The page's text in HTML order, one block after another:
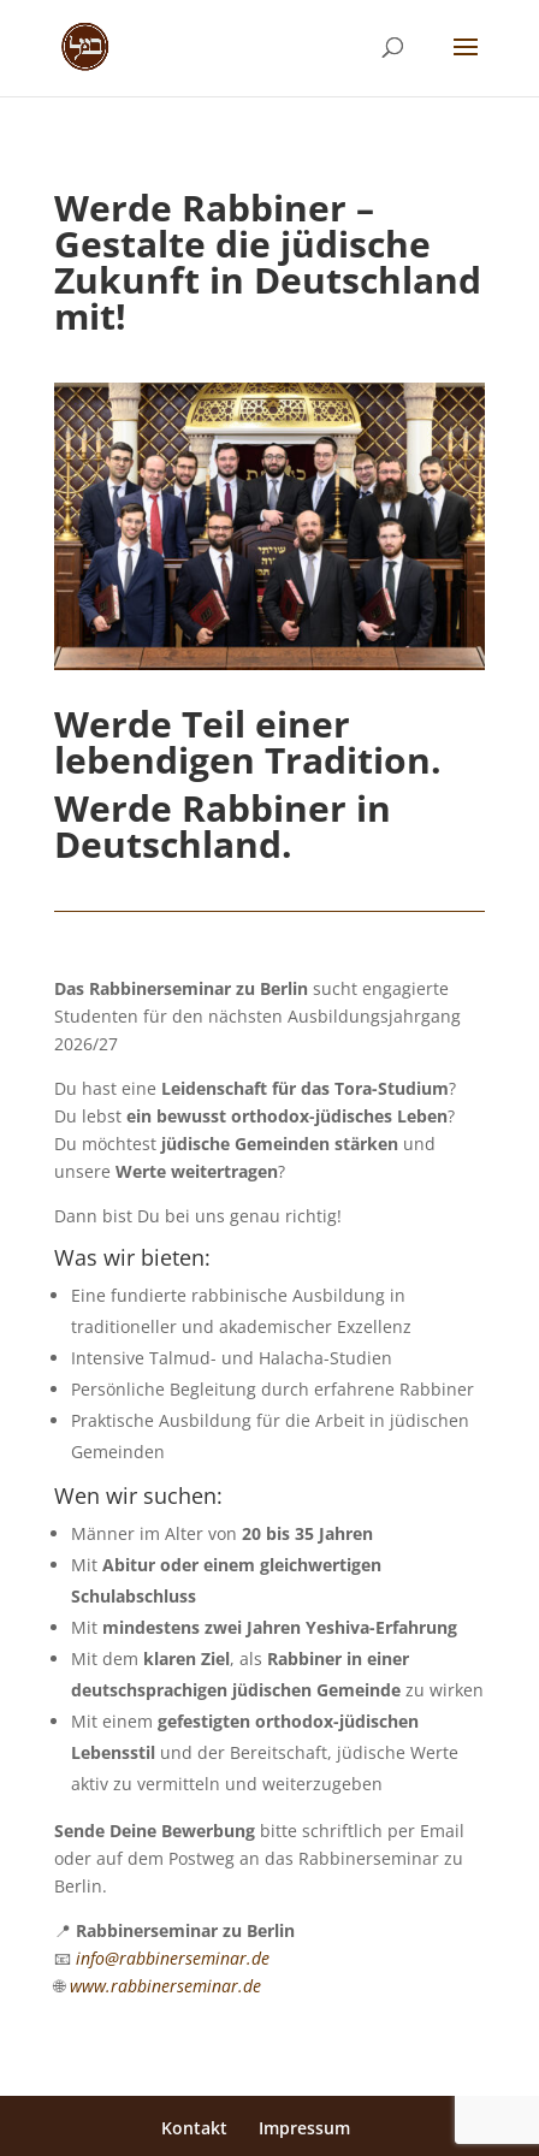
Werde Rabbiner –
Gestalte die jüdische
Zukunft in Deutschland
mit!
Werde Teil einer
lebendigen Tradition.
Werde Rabbiner in
Deutschland.
Das Rabbinerseminar zu Berlin sucht engagierte
Studenten für den nächsten Ausbildungsjahrgang
2026/27
Du hast eine Leidenschaft für das Tora-Studium?
Du lebst ein bewusst orthodox-jüdisches Leben?
Du möchtest jüdische Gemeinden stärkenund
unsere Werte weitertragen?
Dann bist Du bei uns genau richtig!
Was wir bieten:
Eine fundierte rabbinische Ausbildung in
traditioneller und akademischer Exzellenz
Intensive Talmud- und Halacha-Studien
Persönliche Begleitung durch erfahrene Rabbiner
Praktische Ausbildung für die Arbeit in jüdischen
Gemeinden
Wen wir suchen:
Männer im Alter von 20 bis 35 Jahren
Mit Abitur oder einem gleichwertigen
Schulabschluss
Mit mindestens zwei Jahren Yeshiva-Erfahrung
Mit dem klaren Ziel, als Rabbiner in einer
deutschsprachigen jüdischen Gemeindezu wirken
Mit einem gefestigten orthodox-jüdischen
Lebensstilund der Bereitschaft, jüdische Werte
aktiv zu vermitteln und weiterzugeben
Sende Deine Bewerbung bitte schriftlich per Email
oder auf dem Postweg an das Rabbinerseminar zu
Berlin.
📍 Rabbinerseminar zu Berlin
📧 info@rabbinerseminar.de
🌐www.rabbinerseminar.de
Kontakt Impressum